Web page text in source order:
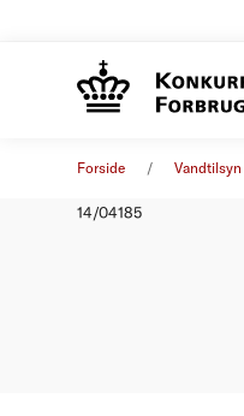
Forside Vandtilsyn
14/04185